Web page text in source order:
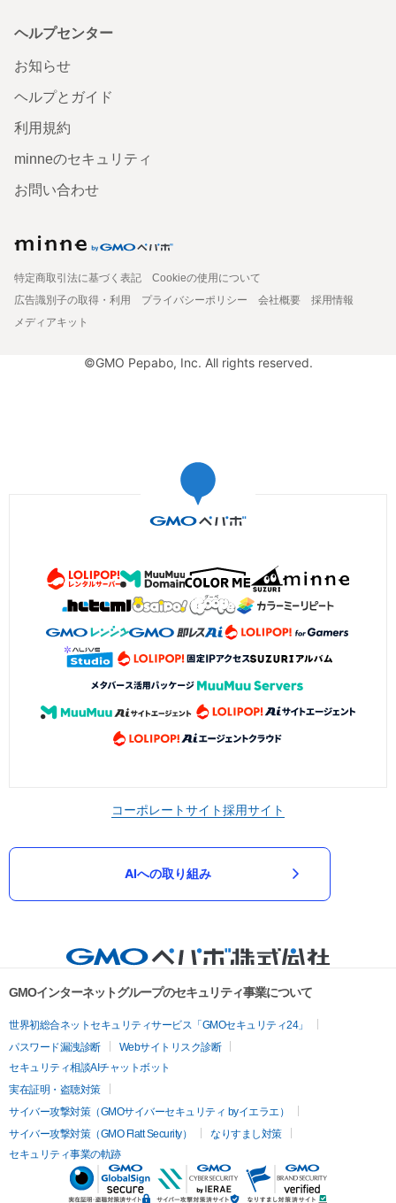
ヘルプセンター
お知らせ
ヘルプとガイド
利用規約
minneのセキュリティ
お問い合わせ
特定商取引法に基づく表記
Cookieの使用について
広告識別子の取得・利用
プライバシーポリシー 会社概要
採用情報
メディアキット
©GMO Pepabo, Inc. All rights reserved.
コーポレートサイト採用サイト
AIへの取り組み
GMOインターネットグループのセキュリティ事業について
世界初総合ネットセキュリティサービス「GMOセキュリティ24」
パスワード漏洩診断
Webサイトリスク診断
セキュリティ相談AIチャットボット
実在証明・盗聴対策
サイバー攻撃対策（GMOサイバーセキュリティ byイエラエ）
サイバー攻撃対策（GMO Flatt Security）
なりすまし対策
セキュリティ事業の軌跡